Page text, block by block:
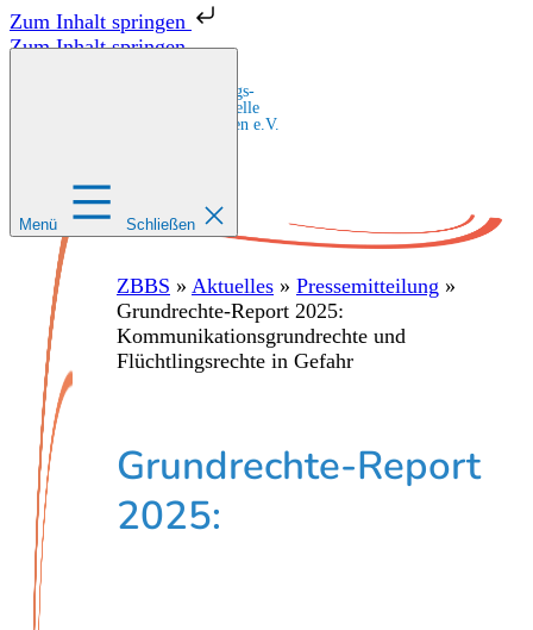
Zum Inhalt springen
Zum Inhalt springen
Zentrale Bildungs-
und Beratungsstelle
für Migrant:innen e.V.
Menü Schließen
ZBBS » Aktuelles » Pressemitteilung »
Grundrechte-Report 2025:
Kommunikationsgrundrechte und
Flüchtlingsrechte in Gefahr
Grundrechte-Report
2025: